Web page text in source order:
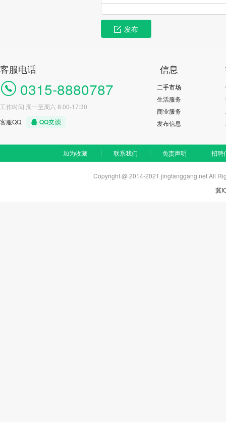
发布
客服电话
0315-8880787
工作时间 周一至周六 8:00-17:30
客服QQ
信息
二手市场
生活服务
商业服务
发布信息
加为收藏 联系我们 免责声明 招聘
Copyright @ 2014-2021 jingtanggang.net All
冀